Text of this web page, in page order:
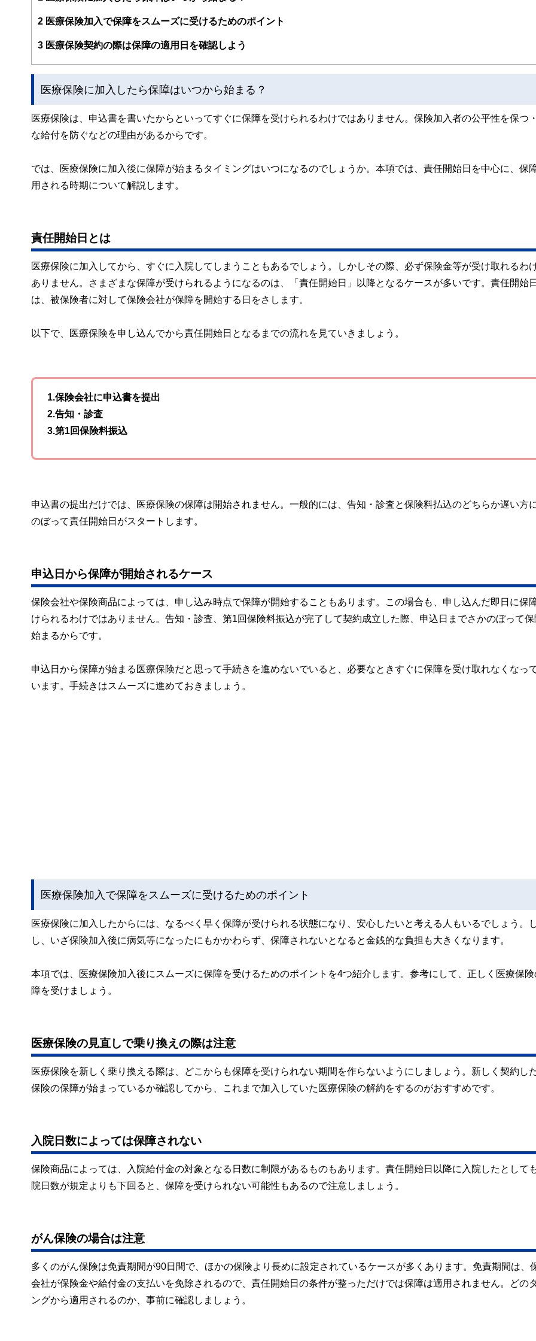
FinancialFieldの特徴は、ファイナンシャルプランナー、弁護士、税理士、宅地建物取引士、相続診断士、住宅ローンアドバイザー、DCプラン
ー、公認会計士、社会保険労務士、行政書士、投資アナリスト、キャリアコンサルタントなど150名以上の有資格者を執筆者・監修者として迎
私たちは、快適でより良い生活のアイデアを提供するお金のコンシェルジュを目指します。
2 医療保険加入で保障をスムーズに受けるためのポイント
3 医療保険契約の際は保障の適用日を確認しよう
医療保険に加入したら保障はいつから始まる？
医療保険は、申込書を書いたからといってすぐに保障を受けられるわけではありません。保険加入者の公平性を保つ
な給付を防ぐなどの理由があるからです。
では、医療保険に加入後に保障が始まるタイミングはいつになるのでしょうか。本項では、責任開始日を中心に、保
用される時期について解説します。
責任開始日とは
医療保険に加入してから、すぐに入院してしまうこともあるでしょう。しかしその際、必ず保険金等が受け取れるわ
ありません。さまざまな保障が受けられるようになるのは、「責任開始日」以降となるケースが多いです。責任開始
は、被保険者に対して保険会社が保障を開始する日をさします。
以下で、医療保険を申し込んでから責任開始日となるまでの流れを見ていきましょう。
1.保険会社に申込書を提出
2.告知・診査
3.第1回保険料振込
申込書の提出だけでは、医療保険の保障は開始されません。一般的には、告知・診査と保険料払込のどちらか遅い方
のぼって責任開始日がスタートします。
申込日から保障が開始されるケース
保険会社や保険商品によっては、申し込み時点で保障が開始することもあります。この場合も、申し込んだ即日に保
けられるわけではありません。告知・診査、第1回保険料振込が完了して契約成立した際、申込日までさかのぼって
始まるからです。
申込日から保障が始まる医療保険だと思って手続きを進めないでいると、必要なときすぐに保障を受け取れなくなっ
います。手続きはスムーズに進めておきましょう。
医療保険加入で保障をスムーズに受けるためのポイント
医療保険に加入したからには、なるべく早く保障が受けられる状態になり、安心したいと考える人もいるでしょう。
し、いざ保険加入後に病気等になったにもかかわらず、保障されないとなると金銭的な負担も大きくなります。
本項では、医療保険加入後にスムーズに保障を受けるためのポイントを4つ紹介します。参考にして、正しく医療保険
障を受けましょう。
医療保険の見直しで乗り換えの際は注意
医療保険を新しく乗り換える際は、どこからも保障を受けられない期間を作らないようにしましょう。新しく契約し
保険の保障が始まっているか確認してから、これまで加入していた医療保険の解約をするのがおすすめです。
入院日数によっては保障されない
保険商品によっては、入院給付金の対象となる日数に制限があるものもあります。責任開始日以降に入院したとして
院日数が規定よりも下回ると、保障を受けられない可能性もあるので注意しましょう。
がん保険の場合は注意
多くのがん保険は免責期間が90日間で、ほかの保険より長めに設定されているケースが多くあります。免責期間は、
会社が保険金や給付金の支払いを免除されるので、責任開始日の条件が整っただけでは保障は適用されません。どの
ングから適用されるのか、事前に確認しましょう。